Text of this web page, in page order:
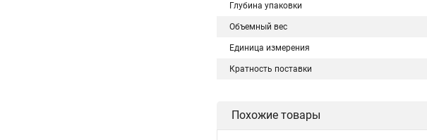
Глубина упаковки
Объемный вес
Единица измерения
Кратность поставки
Похожие товары